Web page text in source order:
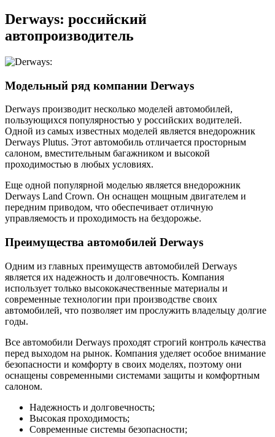
Derways: российский
автопроизводитель
Модельный ряд компании Derways
Derways производит несколько моделей автомобилей,
пользующихся популярностью у российских водителей.
Одной из самых известных моделей является внедорожник
Derways Plutus. Этот автомобиль отличается просторным
салоном, вместительным багажником и высокой
проходимостью в любых условиях.
Еще одной популярной моделью является внедорожник
Derways Land Crown. Он оснащен мощным двигателем и
передним приводом, что обеспечивает отличную
управляемость и проходимость на бездорожье.
Преимущества автомобилей Derways
Одним из главных преимуществ автомобилей Derways
является их надежность и долговечность. Компания
использует только высококачественные материалы и
современные технологии при производстве своих
автомобилей, что позволяет им прослужить владельцу долгие
годы.
Все автомобили Derways проходят строгий контроль качества
перед выходом на рынок. Компания уделяет особое внимание
безопасности и комфорту в своих моделях, поэтому они
оснащены современными системами защиты и комфортным
салоном.
Надежность и долговечность;
Высокая проходимость;
Современные системы безопасности;